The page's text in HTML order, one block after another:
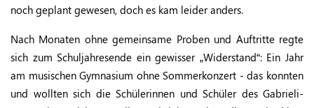
noch geplant gewesen, doch es kam leider anders.
Nach Monaten ohne gemeinsame Proben und Auftritte regte
sich zum Schuljahresende ein gewisser „Widerstand“: Ein Jahr
am musischen Gymnasium ohne Sommerkonzert - das konnten
und wollten sich die Schülerinnen und Schüler des Gabrieli-